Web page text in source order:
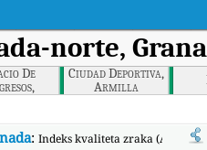
norte,
De
Ciudad Deportiva,
Armilla
: Indeks kvaliteta zraka (AQI)